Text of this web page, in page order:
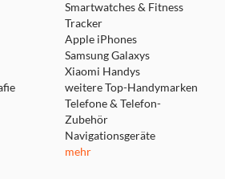
Smartwatches & Fitness
Tracker
Apple iPhones
Samsung Galaxys
Xiaomi Handys
weitere Top-Handymarken
Telefone & Telefon-
Zubehör
Navigationsgeräte
mehr